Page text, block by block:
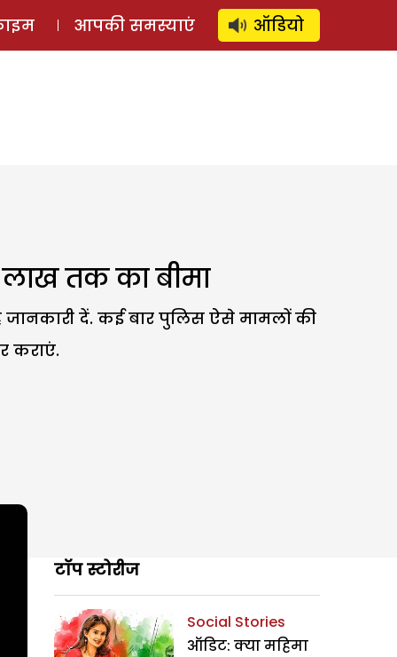
लॉग इन ⚲ SUBSCRIBE
आपकी समस्याएं ऑडियो
तक का बीमा
दें. कई बार पुलिस ऐसे मामलों की
कराएं.
टॉप स्टोरीज
Social Stories
ऑडिट: क्या महिमा